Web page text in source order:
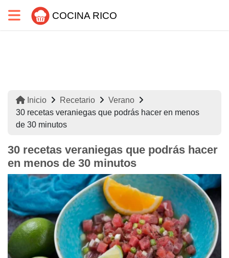
COCINA RICO
Inicio Recetario
Verano
30 recetas veraniegas que podrás hacer en menos
de 30 minutos
30 recetas veraniegas que podrás hacer
en menos de 30 minutos